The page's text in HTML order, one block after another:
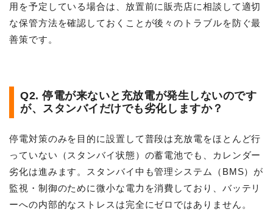
用を予定している場合は、放置前に販売店に相談して適切
な保管方法を確認しておくことが後々のトラブルを防ぐ最
善策です。
Q2. 停電が来ないと充放電が発生しないのです
が、スタンバイだけでも劣化しますか？
停電対策のみを目的に設置して普段は充放電をほとんど行
っていない（スタンバイ状態）の蓄電池でも、カレンダー
劣化は進みます。スタンバイ中も管理システム（BMS）が
監視・制御のために微小な電力を消費しており、バッテリ
ーへの内部的なストレスは完全にゼロではありません。